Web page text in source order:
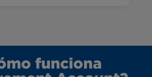
funciona